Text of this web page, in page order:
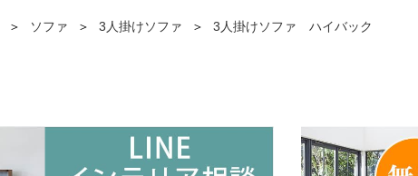
＞ ソファ ＞ 3人掛けソファ ＞ 3人掛けソファ ハイバック